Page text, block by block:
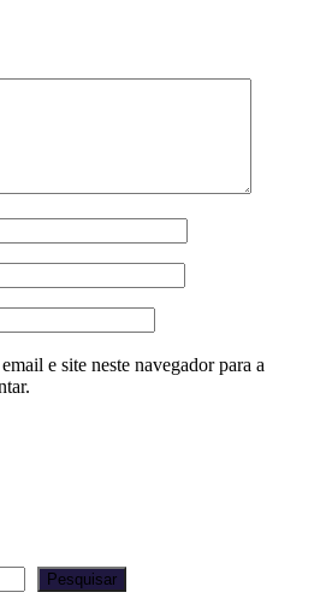
e site neste navegador para a
Pesquisar